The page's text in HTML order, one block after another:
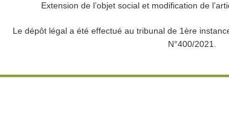
Extension de l’objet social et modification de
Le dépôt légal a été effectué au tribunal de 1ère
N°400/2021.